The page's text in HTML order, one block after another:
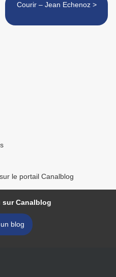
Courir – Jean Echenoz >
le portail Canalblog
sur Canalblog
blog